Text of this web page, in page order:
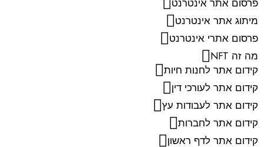
פרסום אתר אינטרנט
מיתוג אתר אינטרנט
פרסום אתרי אינטרנט
מה זה NFT
קידום אתר לחנות חיות
קידום אתר לעורכי דין
קידום אתר לעבודות עץ
קידום אתר לחברות
קידום אתר לדף ראשון